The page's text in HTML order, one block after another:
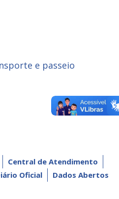
e passeio
Central de Atendimento
Oficial Dados Abertos